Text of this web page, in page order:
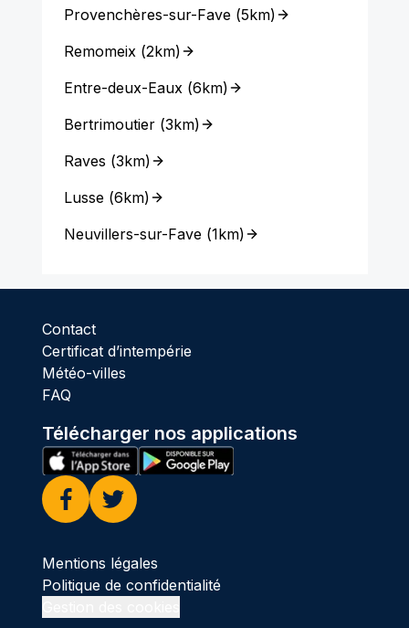
Provenchères-sur-Fave(5km)
Remomeix(2km)
Entre-deux-Eaux(6km)
Bertrimoutier(3km)
Raves (3km)
Lusse(6km)
Neuvillers-sur-Fave(1km)
Contact
Certificat d’intempérie
Météo-villes
FAQ
Télécharger nos applications
Facebook
Twitter
Mentions légales
Politique de confidentialité